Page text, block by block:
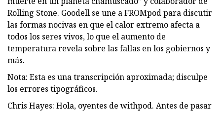
Rolling Stone. Goodell se une a FROMpod para discutir
las formas nocivas en que el calor extremo afecta a
todos los seres vivos, lo que el aumento de
temperatura revela sobre las fallas en los gobiernos y
más.
Nota: Esta es una transcripción aproximada; disculpe
los errores tipográficos.
Chris Hayes: Hola, oyentes de withpod. Antes de pasar